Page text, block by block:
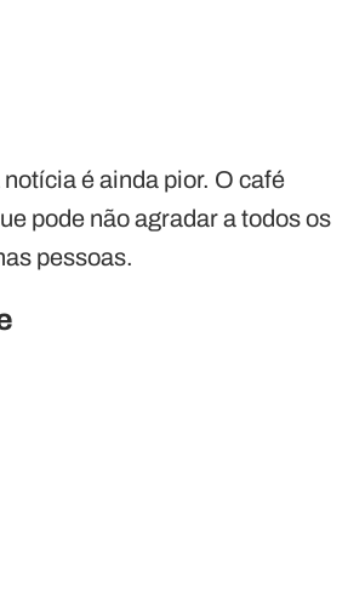
é ainda pior. O café
pode não agradar a todos os
pessoas.